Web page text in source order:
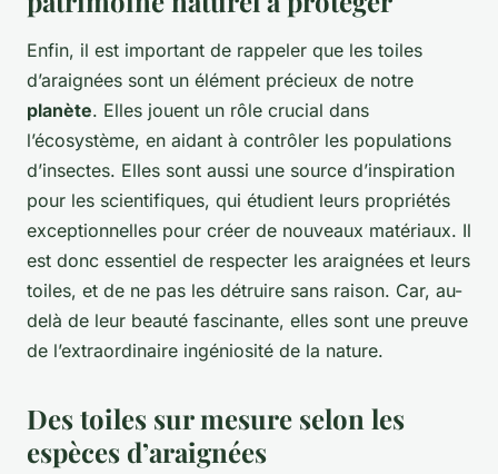
Enfin, il est important de rappeler que les toiles
d’araignées sont un élément précieux de notre
planète. Elles jouent un rôle crucial dans
l’écosystème, en aidant à contrôler les populations
d’insectes. Elles sont aussi une source d’inspiration
pour les scientifiques, qui étudient leurs propriétés
exceptionnelles pour créer de nouveaux matériaux. Il
est donc essentiel de respecter les araignées et leurs
toiles, et de ne pas les détruire sans raison. Car, au-
delà de leur beauté fascinante, elles sont une preuve
de l’extraordinaire ingéniosité de la nature.
Des toiles sur mesure selon les
espèces d’araignées